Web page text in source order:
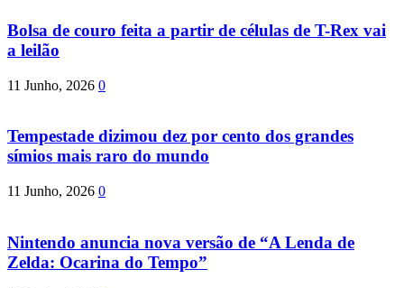
Bolsa de couro feita a partir de células de T-Rex vai
a leilão
11 Junho, 2026 0
Tempestade dizimou dez por cento dos grandes
símios mais raro do mundo
11 Junho, 2026 0
Nintendo anuncia nova versão de “A Lenda de
Zelda: Ocarina do Tempo”